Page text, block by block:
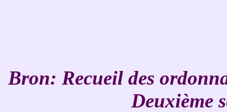
Bron: Recueil des
Deuxième